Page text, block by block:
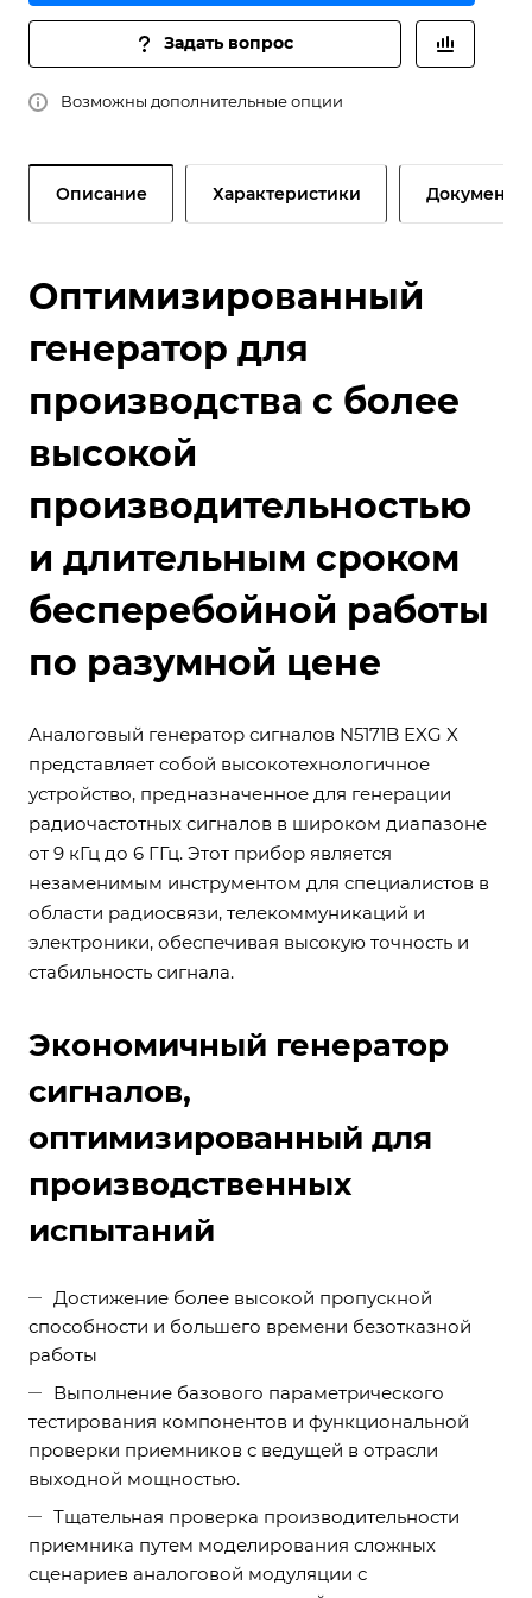
Задать вопрос
Возможны дополнительные опции
Описание Характеристики Документы
Оптимизированный
генератор для
производства с более
высокой
производительностью
и длительным сроком
бесперебойной работы
по разумной цене
Аналоговый генератор сигналов N5171B EXG X
представляет собой высокотехнологичное
устройство, предназначенное для генерации
радиочастотных сигналов в широком диапазоне
от 9 кГц до 6 ГГц. Этот прибор является
незаменимым инструментом для специалистов в
области радиосвязи, телекоммуникаций и
электроники, обеспечивая высокую точность и
стабильность сигнала.
Экономичный генератор
сигналов,
оптимизированный для
производственных
испытаний
Достижение более высокой пропускной
способности и большего времени безотказной
работы
Выполнение базового параметрического
тестирования компонентов и функциональной
проверки приемников с ведущей в отрасли
выходной мощностью.
Тщательная проверка производительности
приемника путем моделирования сложных
сценариев аналоговой модуляции с